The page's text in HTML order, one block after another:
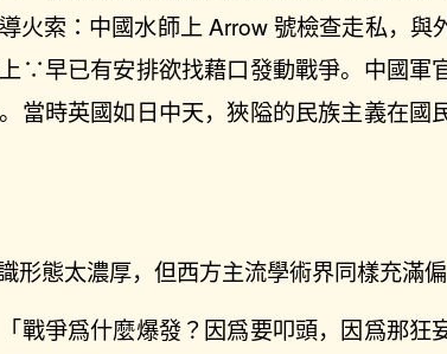
火索：中國水師上 Arrow 號檢查走私，與
∵早已有安排欲找藉口發動戰爭。中國軍
當時英國如日中天，狹隘的民族主義在國
形態太濃厚，但西方主流學術界同樣充滿偏
戰爭爲什麼爆發？因爲要叩頭，因爲那狂